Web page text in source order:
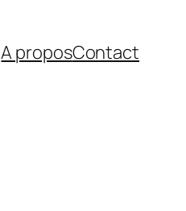
A proposContact